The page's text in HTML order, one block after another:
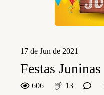
17 de Jun de 2021
Festas Juninas
606 13